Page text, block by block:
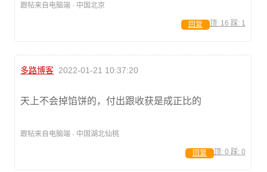
跟帖来自电脑端 · 中国北京
顶: 16 踩: 1
回复
多路博客 2022-01-21 10:37:20
天上不会掉馅饼的，付出跟收获是成正比的
跟帖来自电脑端 · 中国湖北仙桃
顶: 0 踩: 0
回复